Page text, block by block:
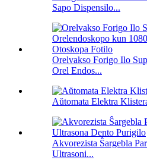
Sapo Dispensilo...
Orelvakso Forigo Ilo
Orel Endos...
Aŭtomata Elektra
Akvorezista Ŝargebla
Ultrasoni...